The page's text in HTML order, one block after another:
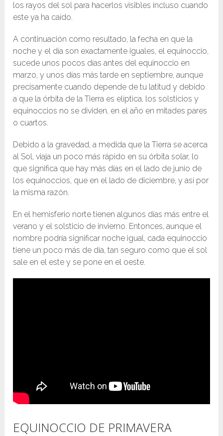
los rayos del sol para hacerlos visibles incluso cuando
este ya ha caído.
A continuación como resultado, la fecha en que la
noche y el día son exactamente iguales, el equinoccio,
sucede unos pocos días antes del equinoccio en
marzo, y unos días más tarde en septiembre, aunque
precisamente cuando depende de tu latitud y debido
a que la órbita de la Tierra es elíptica, los solsticios y
equinoccios no se dividen, en el año en mitades pares
o cuartos.
Debido a la gravedad, a medida que la Tierra se acerca
al Sol, viaja un poco más rápido en su órbita solar, lo
que significa que hay más días en el lado de junio de
los equinoccios, que en el lado de diciembre, y así por
la misma razón.
En el hemisferio norte tienen algunos días más entre el
verano y el solsticio de invierno. Entonces, aunque el
nombre podría significar noche igual, cada equinoccio
tiene un poco más de día, tan seguro como que el sol
sale en el este y se pone en el oeste.
EQUINOCCIO DE PRIMAVERA